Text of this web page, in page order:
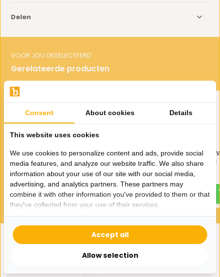
Delen
VOOR JOU GESELECTEERD
Gerelateerde producten
Klok Turijn - Marmer Zwart -
Romeinse cijfers
70,- 35,-
Klok Turijn - Marmer
Romeinse cijfers
70,- 35,-
Eerder bekeken door jou
Consent About cookies Details
This website uses cookies
We use cookies to personalize content and ads, provide social
media features, and analyze our website traffic. We also share
information about your use of our site with our social media,
advertising, and analytics partners. These partners may
combine it with other information you've provided to them or that
they've collected from your use of their services.
Allow selection
Accept all